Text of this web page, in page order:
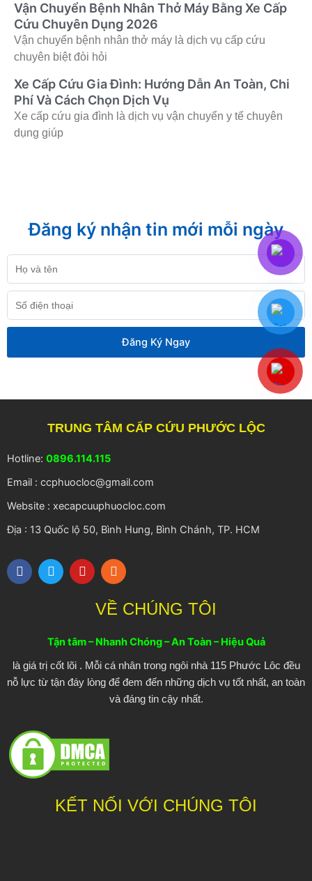
Vận Chuyển Bệnh Nhân Thở Máy Bằng Xe Cấp
Cứu Chuyên Dụng 2026
Vận chuyển bệnh nhân thở máy là dịch vụ cấp cứu
chuyên biệt đòi hỏi
Xe Cấp Cứu Gia Đình: Hướng Dẫn An Toàn, Chi
Phí Và Cách Chọn Dịch Vụ
Xe cấp cứu gia đình là dịch vụ vận chuyển y tế chuyên
dụng giúp
Đăng ký nhận tin mới mỗi ngày
và
tên
điện
thoại
Đăng Ký Ngay
TRUNG TÂM CẤP CỨU PHƯỚC LỘC
Hotline: 0896.114.115
Email : ccphuocloc@gmail.com
Website : xecapcuuphuocloc.com
Địa : 13 Quốc lộ 50, Bình Hung, Bình Chánh, TP. HCM
F
a
T
w
r
Y
o
e
R
s
VỀ CHÚNG TÔI
Tận tâm – Nhanh Chóng – An Toàn – Hiệu Quả
là giá trị cốt lõi . Mỗi cá nhân trong ngôi nhà 115 Phước Lôc đều
nỗ lực từ tận đáy lòng để đem đến những dịch vụ tốt nhất, an toàn
và đáng tin cậy nhất.
KẾT NỐI VỚI CHÚNG TÔI